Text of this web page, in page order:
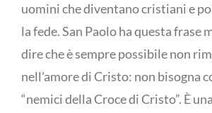
uomini che diventano cristiani e
la fede. San Paolo ha questa frase
dire che è sempre possibile non
nell’amore di Cristo: non bisogna
“nemici della Croce di Cristo”. È